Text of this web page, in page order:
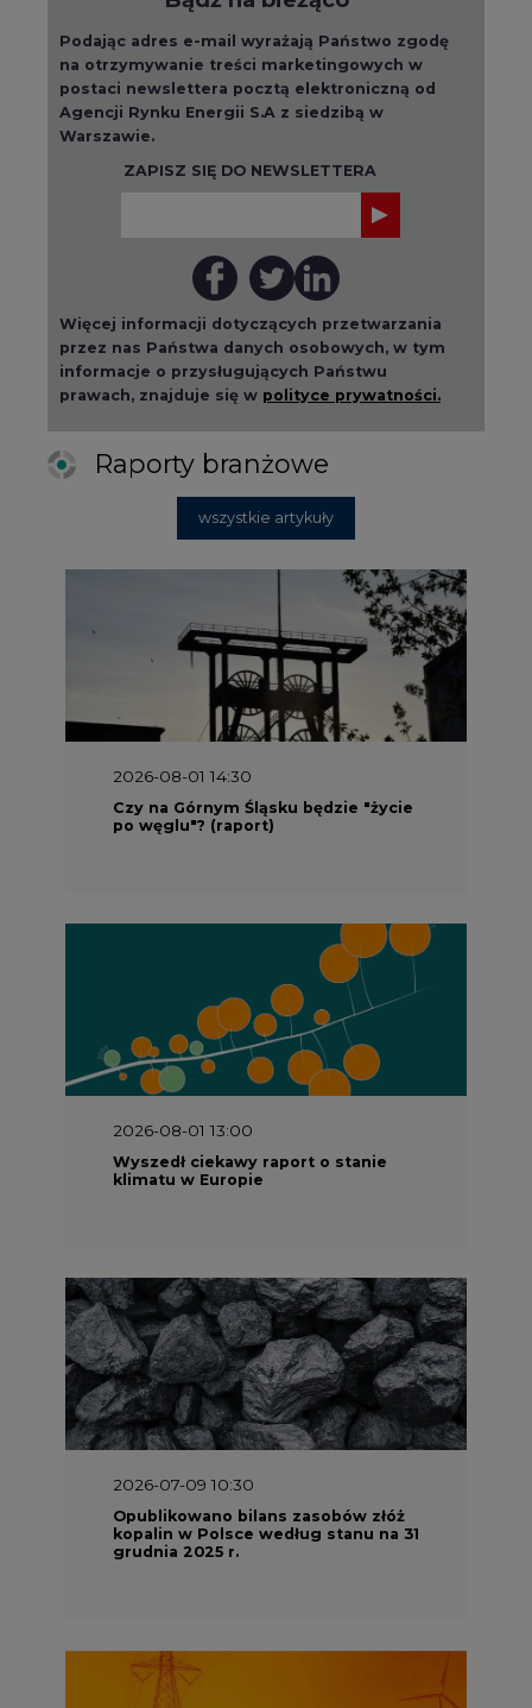
Podając adres e-mail wyrażają Państwo zgodę
na otrzymywanie treści marketingowych w
postaci newslettera pocztą elektroniczną od
Agencji Rynku Energii S.A z siedzibą w
Warszawie.
ZAPISZ SIĘ DO NEWSLETTERA
Więcej informacji dotyczących przetwarzania
przez nas Państwa danych osobowych, w tym
informacje o przysługujących Państwu
prawach, znajduje się w polityce prywatności.
Raporty branżowe
wszystkie artykuły
2026-08-01 14:30
Czy na Górnym Śląsku będzie "życie
po węglu"? (raport)
2026-08-01 13:00
Wyszedł ciekawy raport o stanie
klimatu w Europie
2026-07-09 10:30
Opublikowano bilans zasobów złóż
kopalin w Polsce według stanu na 31
grudnia 2025 r.